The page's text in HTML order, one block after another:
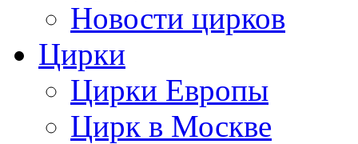
Новости цирков
Цирки
Цирки Европы
Цирк в Москве